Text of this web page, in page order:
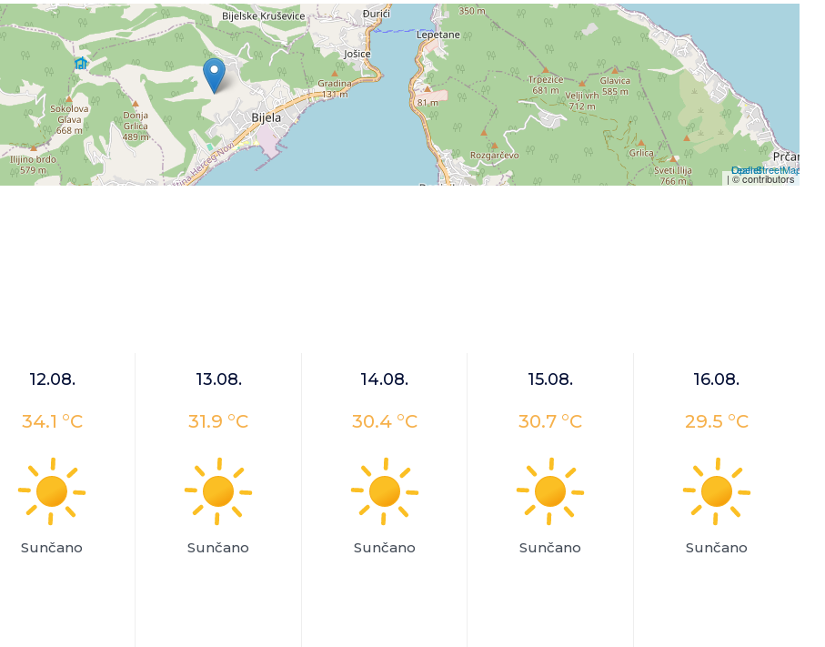
Leaflet
| ©
OpenStreetMap
contributors
12.08.
34.1 °C
Sunčano
13.08.
31.9 °C
Sunčano
14.08.
30.4 °C
Sunčano
15.08.
30.7 °C
Sunčano
16.08.
29.5 °C
Sunčano